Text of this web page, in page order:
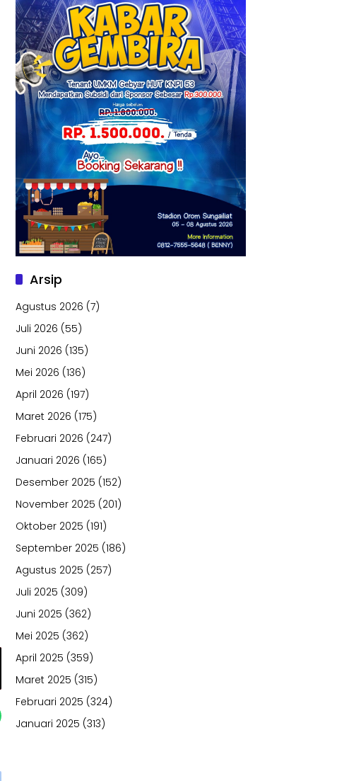
Arsip
Agustus 2026 (7)
Juli 2026 (55)
Juni 2026 (135)
Mei 2026 (136)
April 2026 (197)
Maret 2026 (175)
Februari 2026 (247)
Januari 2026 (165)
Desember 2025 (152)
November 2025 (201)
Oktober 2025 (191)
September 2025 (186)
Agustus 2025 (257)
Juli 2025 (309)
Juni 2025 (362)
Mei 2025 (362)
April 2025 (359)
Maret 2025 (315)
Februari 2025 (324)
Januari 2025 (313)